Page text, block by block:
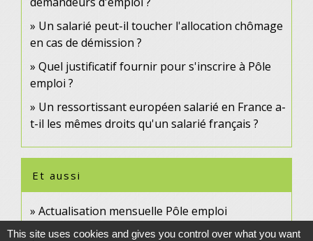
Un salarié peut-il toucher l'allocation chômage
en cas de démission ?
Quel justificatif fournir pour s'inscrire à Pôle
emploi ?
Un ressortissant européen salarié en France a-
t-il les mêmes droits qu'un salarié français ?
Et aussi
Actualisation mensuelle Pôle emploi
This site uses cookies and gives you control over what you want